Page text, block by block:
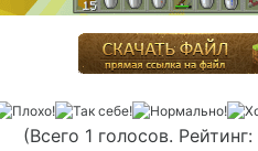
(Всего 1 голосов.